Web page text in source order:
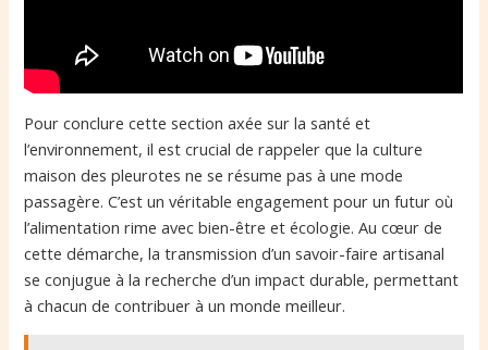
Pour conclure cette section axée sur la santé et
l’environnement, il est crucial de rappeler que la culture
maison des pleurotes ne se résume pas à une mode
passagère. C’est un véritable engagement pour un futur où
l’alimentation rime avec bien-être et écologie. Au cœur de
cette démarche, la transmission d’un savoir-faire artisanal
se conjugue à la recherche d’un impact durable, permettant
à chacun de contribuer à un monde meilleur.